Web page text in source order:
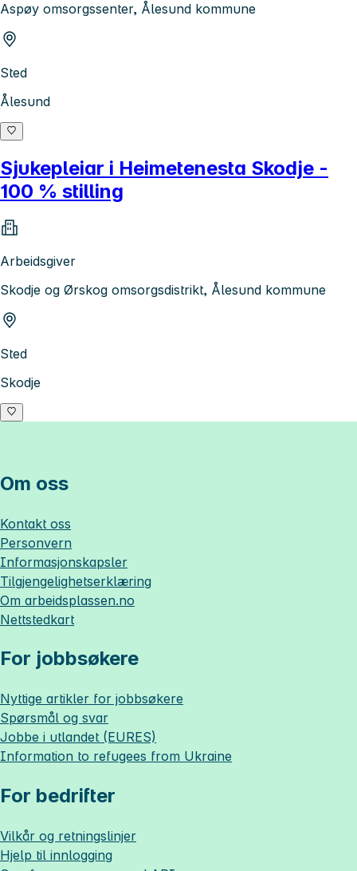
Aspøy omsorgssenter, Ålesund kommune
Sted
Ålesund
Sjukepleiar i Heimetenesta Skodje -
100 % stilling
Arbeidsgiver
Skodje og Ørskog omsorgsdistrikt, Ålesund kommune
Sted
Skodje
Om oss
Kontakt oss
Personvern
Informasjonskapsler
Tilgjengelighetserklæring
Om arbeidsplassen.no
Nettstedkart
For jobbsøkere
Nyttige artikler for jobbsøkere
Spørsmål og svar
Jobbe i utlandet (EURES)
Information to refugees from Ukraine
For bedrifter
Vilkår og retningslinjer
Hjelp til innlogging